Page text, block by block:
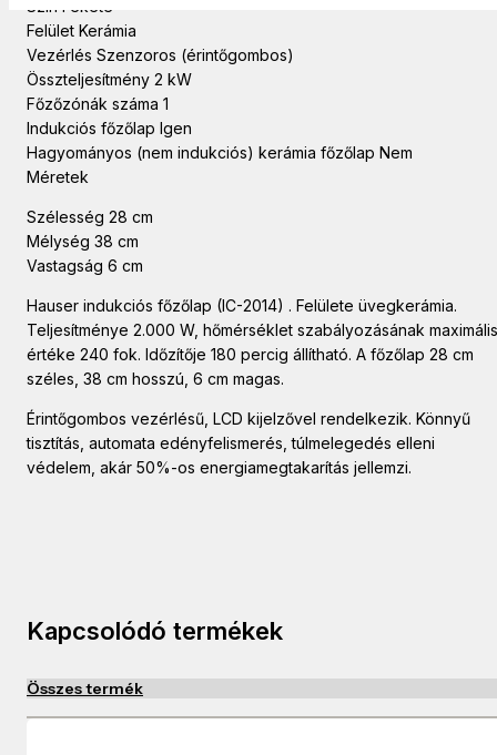
Szín Fekete
Felület Kerámia
Vezérlés Szenzoros (érintőgombos)
Összteljesítmény 2 kW
Főzőzónák száma 1
Indukciós főzőlap Igen
Hagyományos (nem indukciós) kerámia főzőlap Nem
Méretek
Szélesség 28 cm
Mélység 38 cm
Vastagság 6 cm
Hauser indukciós főzőlap (IC-2014) . Felülete üvegkerámia.
Teljesítménye 2.000 W, hőmérséklet szabályozásának maximális
értéke 240 fok. Időzítője 180 percig állítható. A főzőlap 28 cm
széles, 38 cm hosszú, 6 cm magas.
Érintőgombos vezérlésű, LCD kijelzővel rendelkezik. Könnyű
tisztítás, automata edényfelismerés, túlmelegedés elleni
védelem, akár 50%-os energiamegtakarítás jellemzi.
Kapcsolódó termékek
Összes termék